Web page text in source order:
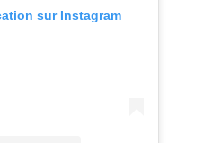
sur Instagram